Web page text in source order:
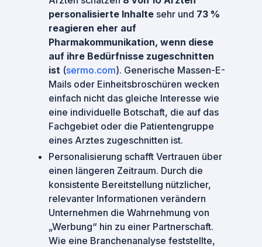
personalisierte Inhalte sehr und 73 %
reagieren eher auf
Pharmakommunikation, wenn diese
auf ihre Bedürfnisse zugeschnitten
ist (sermo.com). Generische Massen-E-
Mails oder Einheitsbroschüren wecken
einfach nicht das gleiche Interesse wie
eine individuelle Botschaft, die auf das
Fachgebiet oder die Patientengruppe
eines Arztes zugeschnitten ist.
Personalisierung schafft Vertrauen über
einen längeren Zeitraum. Durch die
konsistente Bereitstellung nützlicher,
relevanter Informationen verändern
Unternehmen die Wahrnehmung von
„Werbung“ hin zu einer Partnerschaft.
Wie eine Branchenanalyse feststellte,